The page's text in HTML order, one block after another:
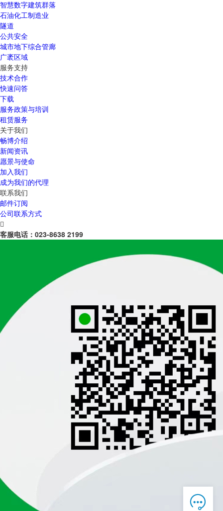
智慧数字建筑群落
石油化工制造业
隧道
公共安全
城市地下综合管廊
广袤区域
服务支持
技术合作
快速问答
下载
服务政策与培训
租赁服务
关于我们
畅博介绍
新闻资讯
愿景与使命
加入我们
成为我们的代理
联系我们
邮件订阅
公司联系方式

客服电话： 023-8638 2199
